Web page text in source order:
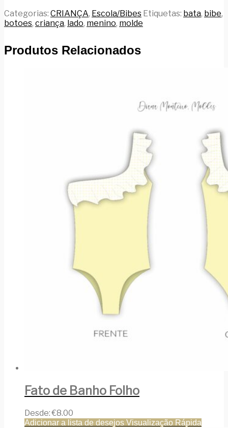
Categorias: CRIANÇA, Escola/Bibes Etiquetas: bata, bibe,
botoes, criança, lado, menino, molde
Produtos Relacionados
Fato de Banho Folho
Desde:€8.00
Adicionar a lista de desejos Visualização Rápida